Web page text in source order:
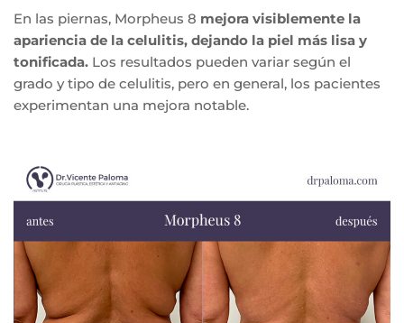
En las piernas, Morpheus 8 mejora visiblemente la
apariencia de la celulitis, dejando la piel más lisa y
tonificada. Los resultados pueden variar según el
grado y tipo de celulitis, pero en general, los pacientes
experimentan una mejora notable.